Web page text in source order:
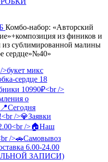
Комбо-набор: «Авторский
из фиников и
из сублимированной малины
сердце»№40»